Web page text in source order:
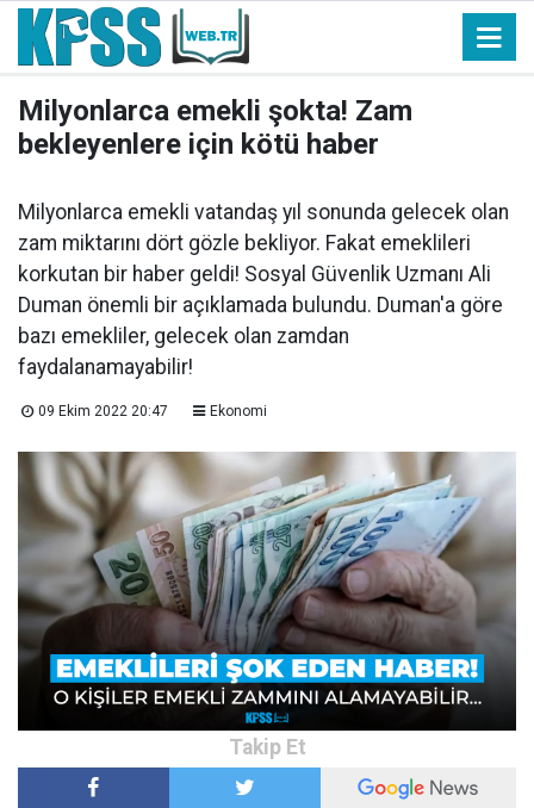
Milyonlarca emekli şokta! Zam
bekleyenlere için kötü haber
Milyonlarca emekli vatandaş yıl sonunda gelecek olan
zam miktarını dört gözle bekliyor. Fakat emeklileri
korkutan bir haber geldi! Sosyal Güvenlik Uzmanı Ali
Duman önemli bir açıklamada bulundu. Duman'a göre
bazı emekliler, gelecek olan zamdan
faydalanamayabilir!
09 Ekim 2022 20:47 Ekonomi